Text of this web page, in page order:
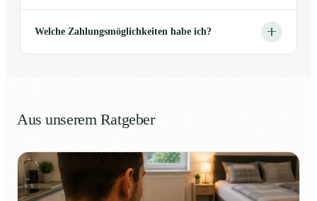
Welche Zahlungsmöglichkeiten habe ich?
Aus unserem Ratgeber